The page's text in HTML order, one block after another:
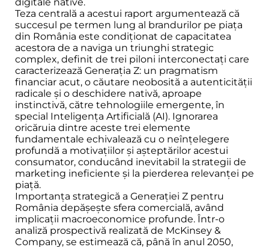
Teza centrală a acestui raport argumentează că
succesul pe termen lung al brandurilor pe piața
din România este condiționat de capacitatea
acestora de a naviga un triunghi strategic
complex, definit de trei piloni interconectați care
caracterizează Generația Z: un pragmatism
financiar acut, o căutare neobosită a autenticității
radicale și o deschidere nativă, aproape
instinctivă, către tehnologiile emergente, în
special Inteligența Artificială (AI). Ignorarea
oricăruia dintre aceste trei elemente
fundamentale echivalează cu o neînțelegere
profundă a motivațiilor și așteptărilor acestui
consumator, conducând inevitabil la strategii de
marketing ineficiente și la pierderea relevanței pe
piață.
Importanța strategică a Generației Z pentru
România depășește sfera comercială, având
implicații macroeconomice profunde. Într-o
analiză prospectivă realizată de McKinsey &
Company, se estimează că, până în anul 2050,